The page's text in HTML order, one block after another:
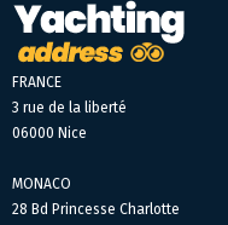
FRANCE
3 rue de la liberté
06000 Nice
MONACO
28 Bd Princesse Charlotte